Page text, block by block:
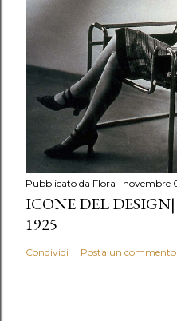
Pubblicato da Flora novembre
ICONE DEL
1925
Condividi Posta un commento